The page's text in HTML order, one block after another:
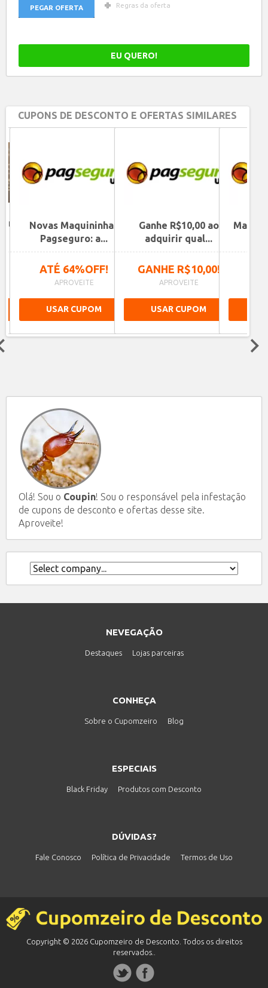
PEGAR OFERTA Regras da oferta
EU QUERO!
CUPONS DE DESCONTO E OFERTAS SIMILARES
Novas Maquininhas
Pagseguro: a...
ATÉ 64%OFF!
APROVEITE
USAR CUPOM
Ganhe R$10,00 ao
adquirir qual...
GANHE R$10,00!
APROVEITE
USAR CUPOM
Olá! Sou o Coupin! Sou o responsável pela infestação
de cupons de desconto e ofertas desse site.
Aproveite!
NEVEGAÇÃO
Destaques Lojas parceiras
CONHEÇA
Sobre o Cupomzeiro Blog
ESPECIAIS
Black Friday Produtos com Desconto
DÚVIDAS?
Fale Conosco Política de Privacidade Termos de Uso
Copyright © 2026 Cupomzeiro de Desconto. Todos os direitos
reservados..